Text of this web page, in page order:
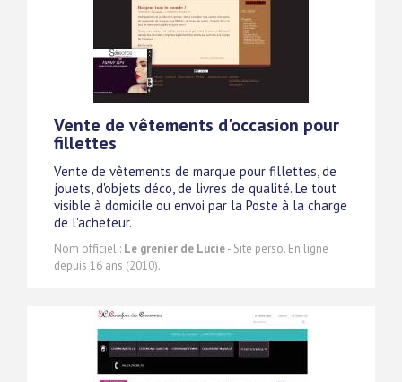
Vente de vêtements d'occasion pour
fillettes
Vente de vêtements de marque pour fillettes, de
jouets, d'objets déco, de livres de qualité. Le tout
visible à domicile ou envoi par la Poste à la charge
de l'acheteur.
Nom officiel : Le grenier de Lucie- Site perso. En ligne
depuis 16 ans (2010).